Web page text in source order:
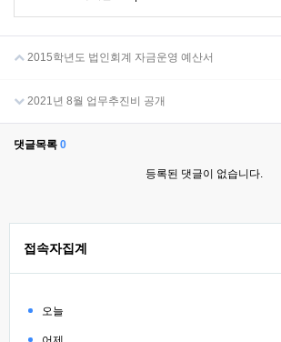
2015학년도 법인회계 자금운영 예산서
2021년 8월 업무추진비 공개
댓글목록 0
등록된 댓글이 없습니다.
접속자집계
오늘